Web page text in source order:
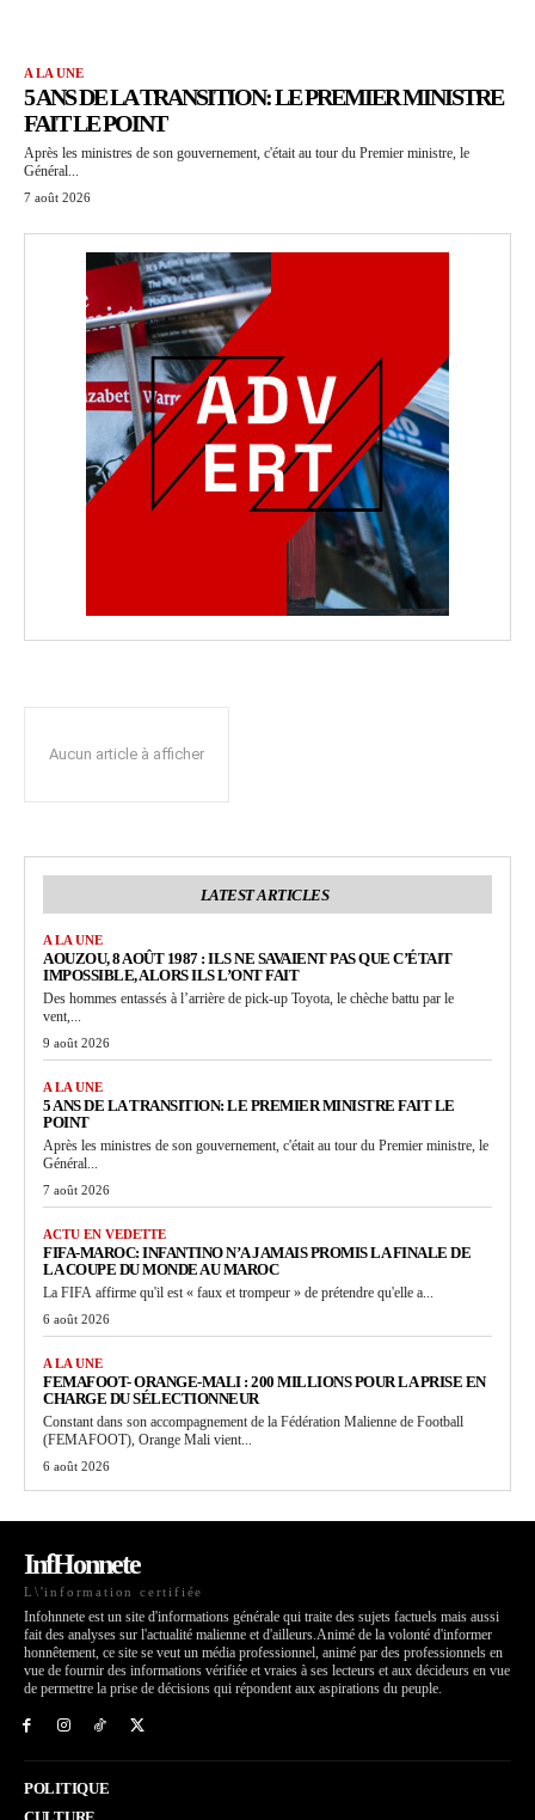
A LA UNE
5 ANS DE LA TRANSITION: LE PREMIER MINISTRE
FAIT LE POINT
Après les ministres de son gouvernement, c'était au tour du Premier ministre, le
Général...
7 août 2026
Aucun article à afficher
LATEST ARTICLES
A LA UNE
AOUZOU, 8 AOÛT 1987 : ILS NE SAVAIENT PAS QUE C’ÉTAIT
IMPOSSIBLE, ALORS ILS L’ONT FAIT
Des hommes entassés à l’arrière de pick-up Toyota, le chèche battu par le
vent,...
9 août 2026
A LA UNE
5 ANS DE LA TRANSITION: LE PREMIER MINISTRE FAIT LE
POINT
Après les ministres de son gouvernement, c'était au tour du Premier ministre, le
Général...
7 août 2026
ACTU EN VEDETTE
FIFA-MAROC: INFANTINO N’A JAMAIS PROMIS LA FINALE DE
LA COUPE DU MONDE AU MAROC
La FIFA affirme qu'il est « faux et trompeur » de prétendre qu'elle a...
6 août 2026
A LA UNE
FEMAFOOT- ORANGE-MALI : 200 MILLIONS POUR LA PRISE EN
CHARGE DU SÉLECTIONNEUR
Constant dans son accompagnement de la Fédération Malienne de Football
(FEMAFOOT), Orange Mali vient...
6 août 2026
InfHonnete
L\'information certifiée
Infohnnete est un site d'informations générale qui traite des sujets factuels mais aussi
fait des analyses sur l'actualité malienne et d'ailleurs.Animé de la volonté d'informer
honnêtement, ce site se veut un média professionnel, animé par des professionnels en
vue de fournir des informations vérifiée et vraies à ses lecteurs et aux décideurs en vue
de permettre la prise de décisions qui répondent aux aspirations du peuple.
POLITIQUE